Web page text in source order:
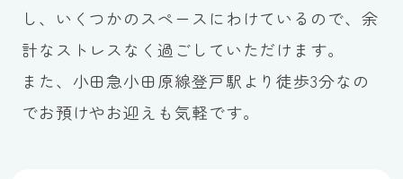
し、いくつかのスペースにわけているので、余
計なストレスなく過ごしていただけます。
また、小田急小田原線登戸駅より徒歩3分なの
でお預けやお迎えも気軽です。